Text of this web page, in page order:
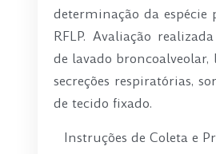
determinação da espécie
RFLP. Avaliação
de lavado broncoalveolar,
secreções respiratórias,
de tecido fixado.
Instruções de Coleta e